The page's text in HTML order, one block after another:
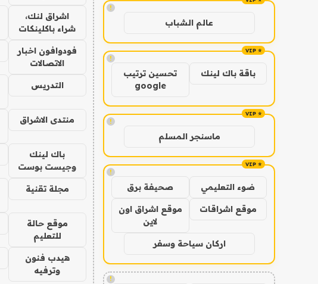
!
عالم الشباب
!
باقة باك لينك
تحسين ترتيب
google
!
ماسنجر المسلم
!
ضوء التعليمي صحيفة برق
موقع اشراقات
موقع اشراق اون
لاين
اركان سياحة وسفر
!
اشراق لنك،
شراء باكلينكات
فودوافون اخبار
الاتصالات
التدريس
منتدى الاشراق
باك لينك
وجيست بوست
مجلة تقنية
موقع حالة
للتعليم
هيدب فنون
وترفيه